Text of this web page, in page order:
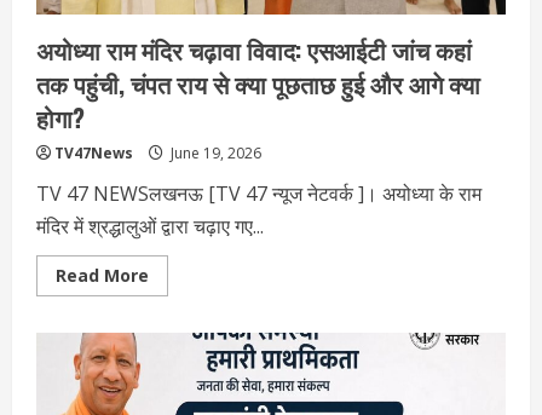
तैयारियां”
अयोध्या राम मंदिर चढ़ावा विवाद: एसआईटी जांच कहां
तक पहुंची, चंपत राय से क्या पूछताछ हुई और आगे क्या
होगा?
TV47News June 19, 2026
TV 47 NEWSलखनऊ [TV 47 न्‍यूज नेटवर्क ]। अयोध्या के राम
मंदिर में श्रद्धालुओं द्वारा चढ़ाए गए...
Read More
more
एसआईटी